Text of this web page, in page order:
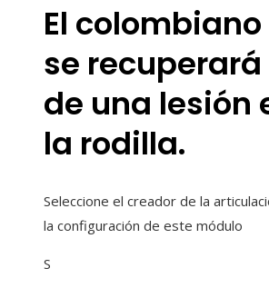
El colombiano
se recuperará
de una lesión
la rodilla.
Seleccione el creador de la
la configuración de este módulo
S